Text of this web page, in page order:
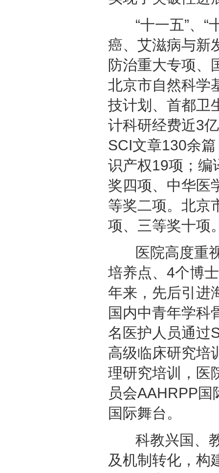
“十一五”、“
癌、艾滋病与新
防治重大专项、
北京市自然科学
技计划、首都卫
计科研经费近3
SCI文章130余
识产权19项；编
奖四项、中华医
等奖二项。北京
项、三等奖十项
医院高度重视
培养点、4个博
年来，先后引进
国内中青年学科
名医护人员通过
高级临床研究培
理研究培训，医
员会AAHRPP
国际舞台。
科教兴国、教
及机制转化，构